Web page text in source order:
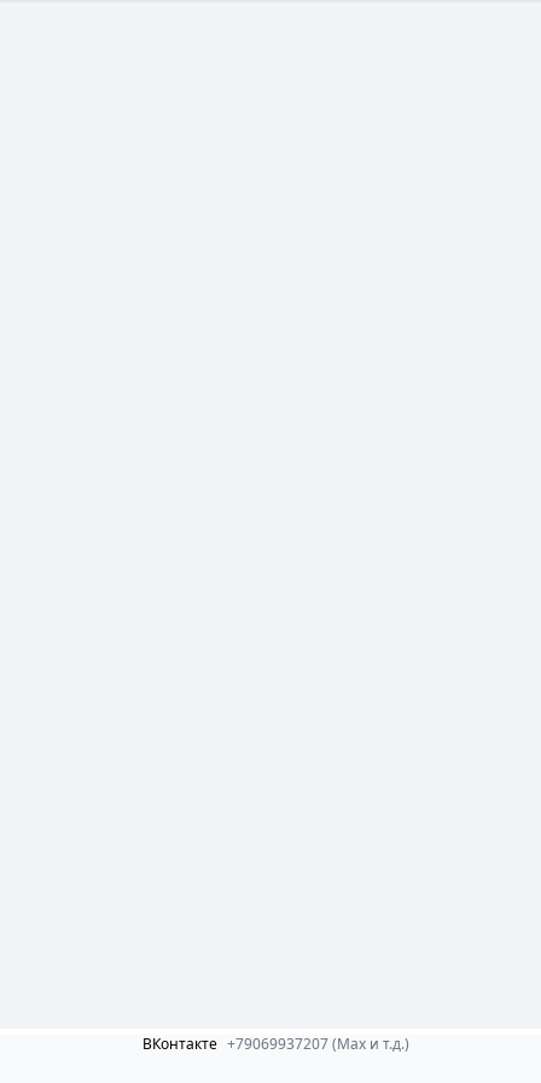
ВКонтакте +79069937207 (Max и т.д.)